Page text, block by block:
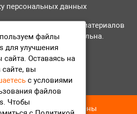
персональных данных
использовании материалов
на tvr24.tv обязательна.
95
Все права защищены
файлы
для улучшения
сайта. Оставаясь на
вы
с условиями
файлов
Чтобы